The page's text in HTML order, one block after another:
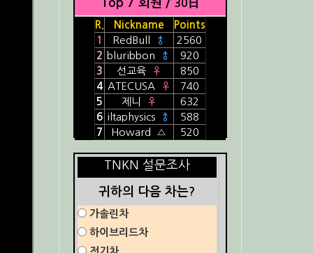
Top 7 회원 / 30日
R. Nickname
Points
1
RedBull ♂
2560
2 bluribbon ♂
920
3
선교육 ♀
850
4 ATECUSA ♀
740
5
제니 ♀
632
6 iltaphysics ♂
588
7
Howard △ 520
TNKN 설문조사
귀하의 다음 차는?
가솔린차
하이브리드차